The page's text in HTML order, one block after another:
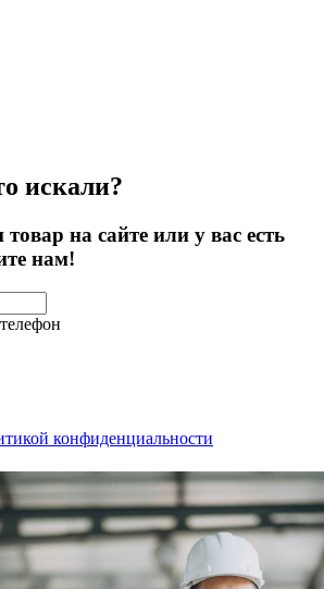
искали?
на сайте или у вас есть
нам!
конфиденциальности